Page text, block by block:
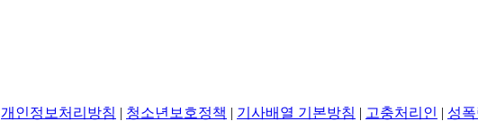
개인정보처리방침 | 청소년보호정책 | 기사배열 기본방침 | 고충처리인 | 성